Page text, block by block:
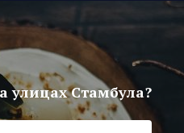
улицах Стамбула?